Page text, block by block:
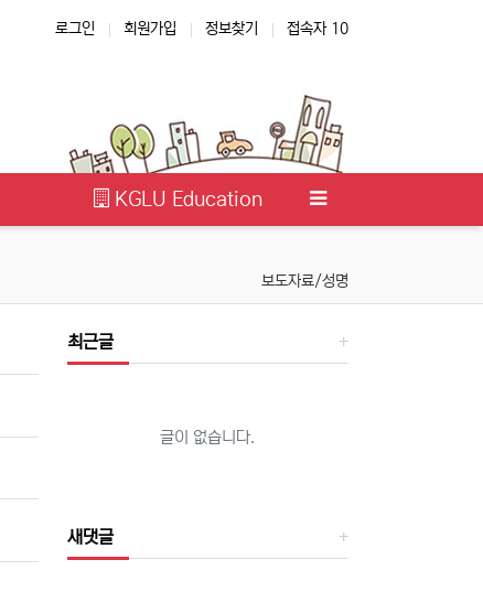
로그인 회원가입 정보찾기 접속자 10
KGLU Education
보도자료/성명
최근글
글이 없습니다.
새댓글